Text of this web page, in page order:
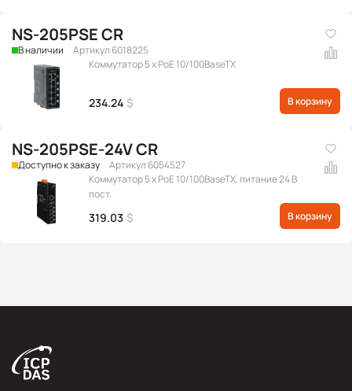
NS-205PSE CR
В наличии
Артикул 6018225
Коммутатор 5 x PoE 10/100BaseTX
234.24 $ В корзину
NS-205PSE-24V CR
Доступно к заказу
Артикул 6054527
Коммутатор 5 x PoE 10/100BaseTX, питание 24 В
пост.
319.03 $ В корзину